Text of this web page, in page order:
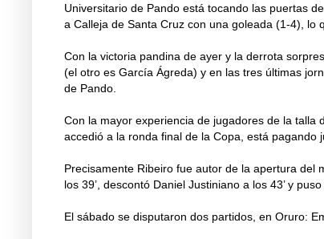
Universitario de Pando está tocando las puertas
a Calleja de Santa Cruz con una goleada (1-4), lo
Con la victoria pandina de ayer y la derrota
(el otro es García Ágreda) y en las tres últimas
de Pando.
Con la mayor experiencia de jugadores de la
accedió a la ronda final de la Copa, está pagando
Precisamente Ribeiro fue autor de la apertura
los 39’, descontó Daniel Justiniano a los 43’ y
El sábado se disputaron dos partidos, en Oruro: